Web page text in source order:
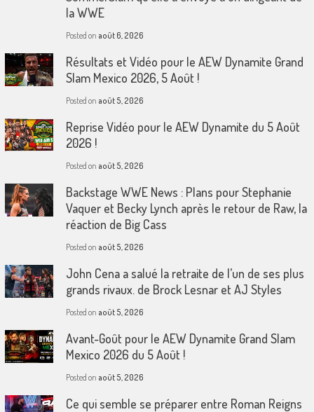
la WWE
Posted on août 6, 2026
Résultats et Vidéo pour le AEW Dynamite Grand
Slam Mexico 2026, 5 Août !
Posted on août 5, 2026
Reprise Vidéo pour le AEW Dynamite du 5 Août
2026 !
Posted on août 5, 2026
Backstage WWE News : Plans pour Stephanie
Vaquer et Becky Lynch après le retour de Raw, la
réaction de Big Cass
Posted on août 5, 2026
John Cena a salué la retraite de l’un de ses plus
grands rivaux. de Brock Lesnar et AJ Styles
Posted on août 5, 2026
Avant-Goût pour le AEW Dynamite Grand Slam
Mexico 2026 du 5 Août !
Posted on août 5, 2026
Ce qui semble se préparer entre Roman Reigns